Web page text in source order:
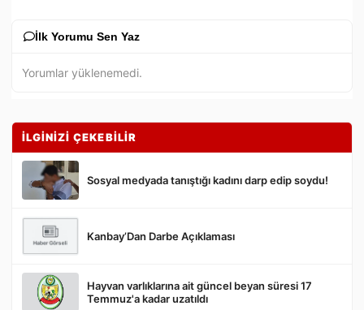
İlk Yorumu Sen Yaz
Gönder
Yorumlar yüklenemedi.
İLGİNİZİ ÇEKEBİLİR
Sosyal medyada tanıştığı kadını darp edip soydu!
Kanbay’Dan Darbe Açıklaması
Hayvan varlıklarına ait güncel beyan süresi 17
Temmuz'a kadar uzatıldı